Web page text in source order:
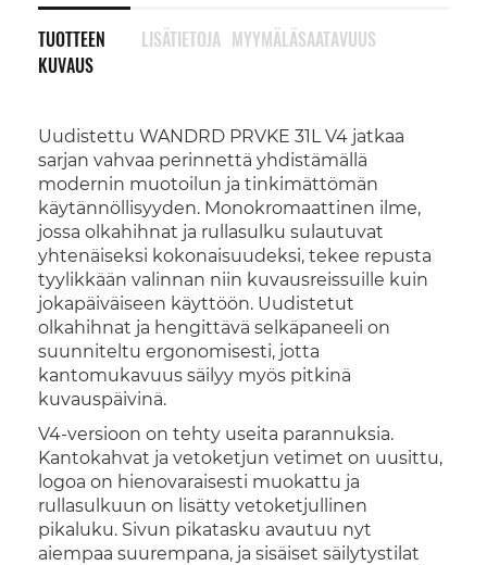
TUOTTEEN
KUVAUS
Uudistettu WANDRD PRVKE 31L V4 jatkaa
sarjan vahvaa perinnettä yhdistämällä
modernin muotoilun ja tinkimättömän
käytännöllisyyden. Monokromaattinen ilme,
jossa olkahihnat ja rullasulku sulautuvat
yhtenäiseksi kokonaisuudeksi, tekee repusta
tyylikkään valinnan niin kuvausreissuille kuin
jokapäiväiseen käyttöön. Uudistetut
olkahihnat ja hengittävä selkäpaneeli on
suunniteltu ergonomisesti, jotta
kantomukavuus säilyy myös pitkinä
kuvauspäivinä.
V4-versioon on tehty useita parannuksia.
Kantokahvat ja vetoketjun vetimet on uusittu,
logoa on hienovaraisesti muokattu ja
rullasulkuun on lisätty vetoketjullinen
pikaluku. Sivun pikatasku avautuu nyt
aiempaa suurempana, ja sisäiset säilytystilat
LISÄTIETOJA MYYMÄLÄSAATAVUUS